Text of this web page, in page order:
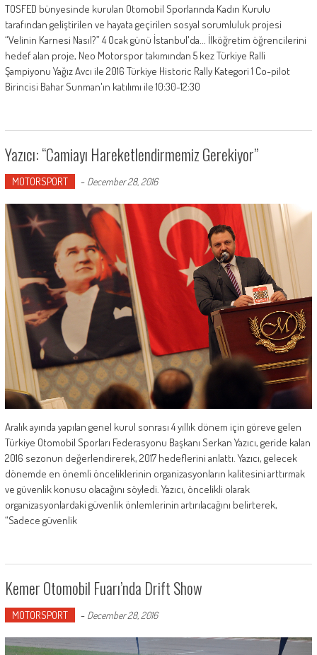
TOSFED bünyesinde kurulan Otomobil Sporlarında Kadın Kurulu
tarafından geliştirilen ve hayata geçirilen sosyal sorumluluk projesi
“Velinin Karnesi Nasıl?” 4 Ocak günü İstanbul'da... İlköğretim öğrencilerini
hedef alan proje, Neo Motorspor takımından 5 kez Türkiye Ralli
Şampiyonu Yağız Avcı ile 2016 Türkiye Historic Rally Kategori 1 Co-pilot
Birincisi Bahar Sunman'ın katılımı ile 10:30-12:30
Yazıcı: “Camiayı Hareketlendirmemiz Gerekiyor”
MOTORSPORT - December 28, 2016
Aralık ayında yapılan genel kurul sonrası 4 yıllık dönem için göreve gelen
Türkiye Otomobil Sporları Federasyonu Başkanı Serkan Yazıcı, geride kalan
2016 sezonun değerlendirerek, 2017 hedeflerini anlattı. Yazıcı, gelecek
dönemde en önemli önceliklerinin organizasyonların kalitesini arttırmak
ve güvenlik konusu olacağını söyledi. Yazıcı, öncelikli olarak
organizasyonlardaki güvenlik önlemlerinin artırılacağını belirterek,
“Sadece güvenlik
Kemer Otomobil Fuarı’nda Drift Show
MOTORSPORT - December 28, 2016